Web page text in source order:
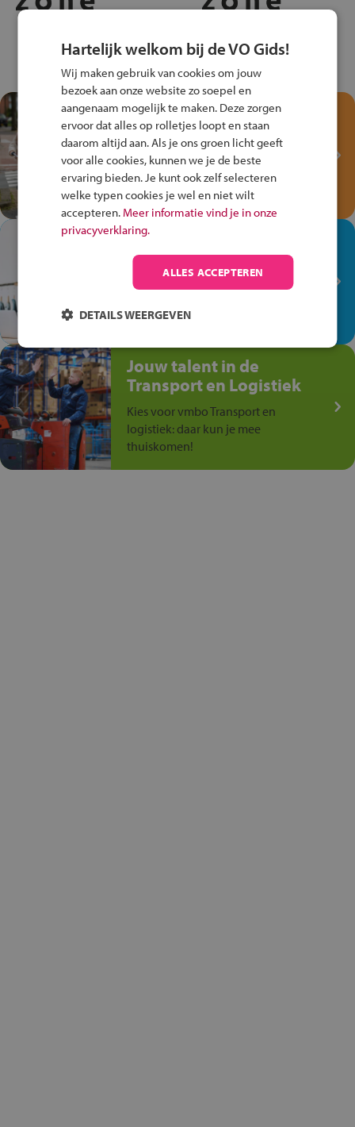
Test je kennis met het
Fiets Veilig
Verkeersspel!
Speel het Fiets Veilig Verkeersspel
en win een Cortina-fiets!
In de winkel ben je op je
plek!
Ontdek via het vmbo jouw talent
anders is!
Jouw talent in de
Transport en Logistiek
Kies voor vmbo Transport en
logistiek: daar kun je mee
thuiskomen!
Hartelijk welkom bij de VO Gids!
Wij maken gebruik van cookies om jouw
bezoek aan onze website zo soepel en
aangenaam mogelijk te maken. Deze zorgen
ervoor dat alles op rolletjes loopt en staan
daarom altijd aan. Als je ons groen licht geeft
voor alle cookies, kunnen we je de beste
ervaring bieden. Je kunt ook zelf selecteren
welke typen cookies je wel en niet wilt
accepteren. Meer informatie vind je in onze
privacyverklaring.
ALLES ACCEPTEREN
DETAILS WEERGEVEN